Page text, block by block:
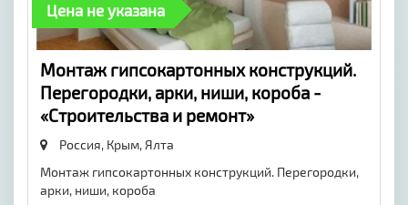
Цена не указана
Монтаж гипсокартонных конструкций.
Перегородки, арки, ниши, короба -
«Строительства и ремонт»
Россия, Крым, Ялта
Монтаж гипсокартонных конструкций. Перегородки,
арки, ниши, короба